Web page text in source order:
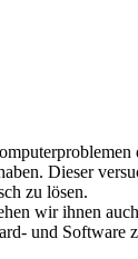
Dieser
zu lösen.
wir ihnen
und Software